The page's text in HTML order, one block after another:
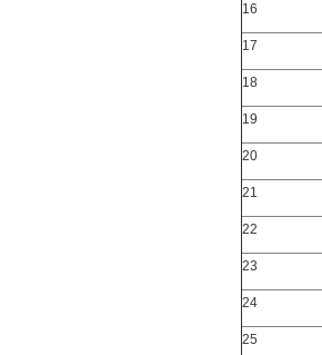
16
17
18
19
20
21
22
23
24
25